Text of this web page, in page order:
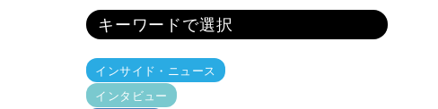
キーワードで選択
インサイド・ニュース
インタビュー